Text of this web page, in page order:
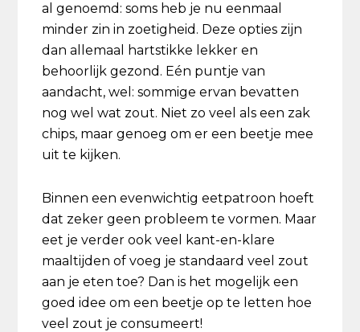
al genoemd: soms heb je nu eenmaal
minder zin in zoetigheid. Deze opties zijn
dan allemaal hartstikke lekker en
behoorlijk gezond. Eén puntje van
aandacht, wel: sommige ervan bevatten
nog wel wat zout. Niet zo veel als een zak
chips, maar genoeg om er een beetje mee
uit te kijken.
Binnen een evenwichtig eetpatroon hoeft
dat zeker geen probleem te vormen. Maar
eet je verder ook veel kant-en-klare
maaltijden of voeg je standaard veel zout
aan je eten toe? Dan is het mogelijk een
goed idee om een beetje op te letten hoe
veel zout je consumeert!